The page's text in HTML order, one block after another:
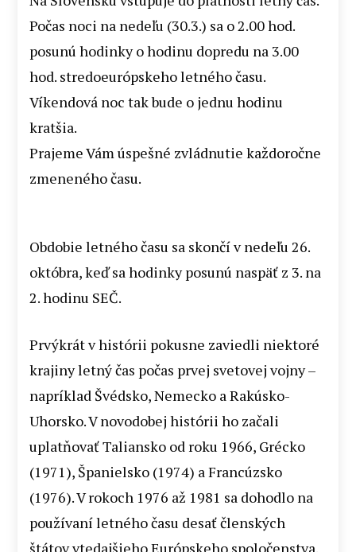
Počas noci na nedeľu (30.3.) sa o 2.00 hod.
posunú hodinky o hodinu dopredu na 3.00
hod. stredoeurópskeho letného času.
Víkendová noc tak bude o jednu hodinu
kratšia.
Prajeme Vám úspešné zvládnutie každoročne
zmeneného času.
Obdobie letného času sa skončí v nedeľu 26.
októbra, keď sa hodinky posunú naspäť z 3. na
2. hodinu SEČ.
Prvýkrát v histórii pokusne zaviedli niektoré
krajiny letný čas počas prvej svetovej vojny –
napríklad Švédsko, Nemecko a Rakúsko-
Uhorsko. V novodobej histórii ho začali
uplatňovať Taliansko od roku 1966, Grécko
(1971), Španielsko (1974) a Francúzsko
(1976). V rokoch 1976 až 1981 sa dohodlo na
používaní letného času desať členských
štátov vtedajšieho Európskeho spoločenstva.